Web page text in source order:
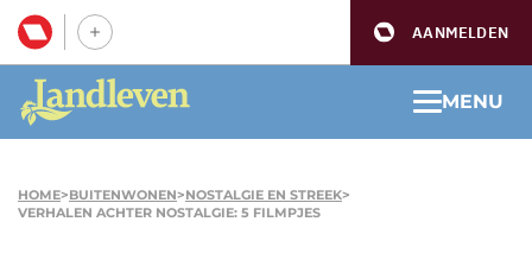
AANMELDEN
MENU
HOME>BUITENWONEN>NOSTALGIE EN STREEK>
VERHALEN ACHTER NOSTALGIE: 5 FILMPJES